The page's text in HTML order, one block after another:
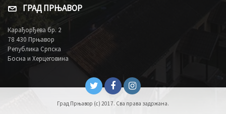
ГРАД ПРЊАВОР
Карађорђева бр. 2
78 430 Прњавор
Република Српска
Босна и Херцеговина
Град Прњавор (c) 2017. Сва права задржана.